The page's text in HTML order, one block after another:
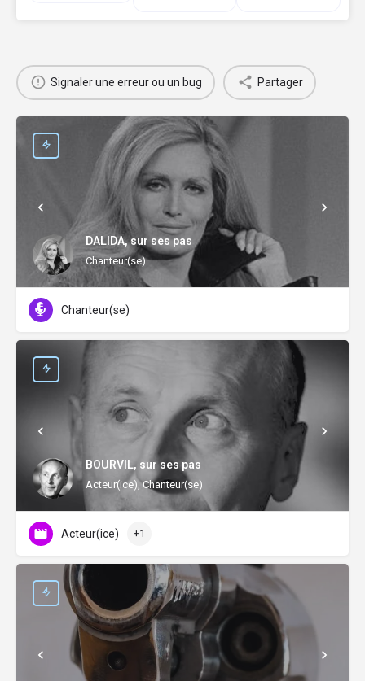
Signaler une erreur ou un bug Partager
DALIDA, sur ses pas
Chanteur(se)
Chanteur(se)
BOURVIL, sur ses pas
Acteur(ice), Chanteur(se)
Acteur(ice) +1